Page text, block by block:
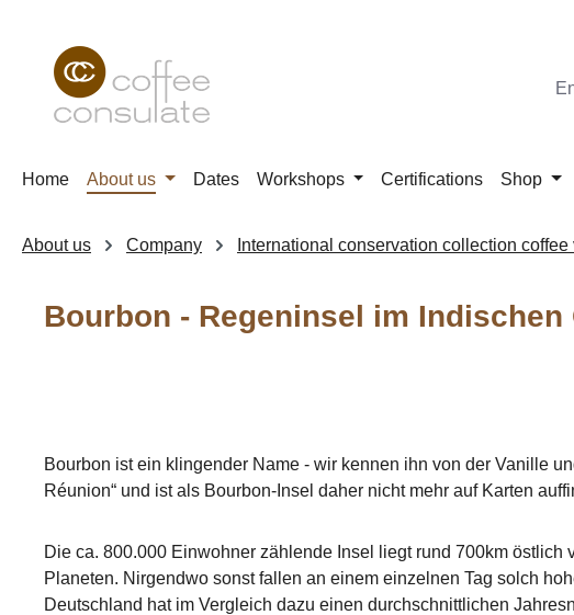
Home About us Dates Workshops Certifications Shop
About us Company International conservation collection coffee
Bourbon - Regeninsel im Indischen
Bourbon ist ein klingender Name - wir kennen ihn von der Vanille
Réunion“ und ist als Bourbon-Insel daher nicht mehr auf Karten
Die ca. 800.000 Einwohner zählende Insel liegt rund 700km
Planeten. Nirgendwo sonst fallen an einem einzelnen Tag solch
Deutschland hat im Vergleich dazu einen durchschnittlichen